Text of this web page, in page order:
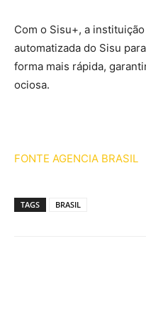
Com o Sisu+, a
automatizada do Sisu
forma mais rápida,
ociosa.
FONTE AGENCIA BRASIL
TAGS BRASIL